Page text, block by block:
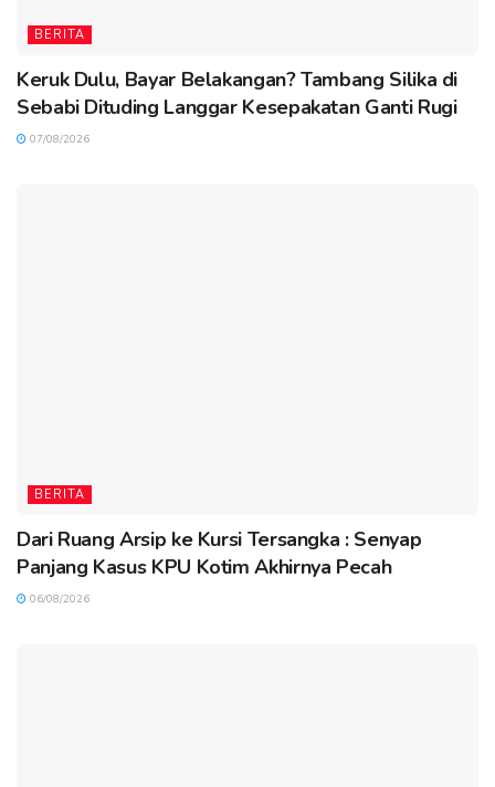
BERITA
Keruk Dulu, Bayar Belakangan? Tambang Silika di
Sebabi Dituding Langgar Kesepakatan Ganti Rugi
07/08/2026
BERITA
Dari Ruang Arsip ke Kursi Tersangka : Senyap
Panjang Kasus KPU Kotim Akhirnya Pecah
06/08/2026